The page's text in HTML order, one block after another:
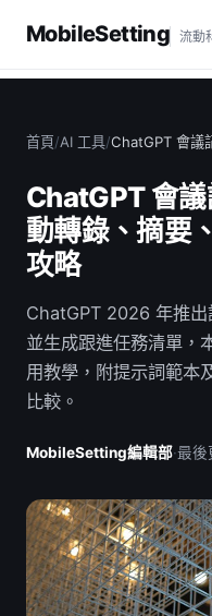
MobileSetting 流動
首頁/AI 工具/ChatGPT 會議
ChatGPT 會
動轉錄、摘要
攻略
ChatGPT 2026 年推出
並生成跟進任務清單，
用教學，附提示詞範
比較。
MobileSetting編輯部·最後